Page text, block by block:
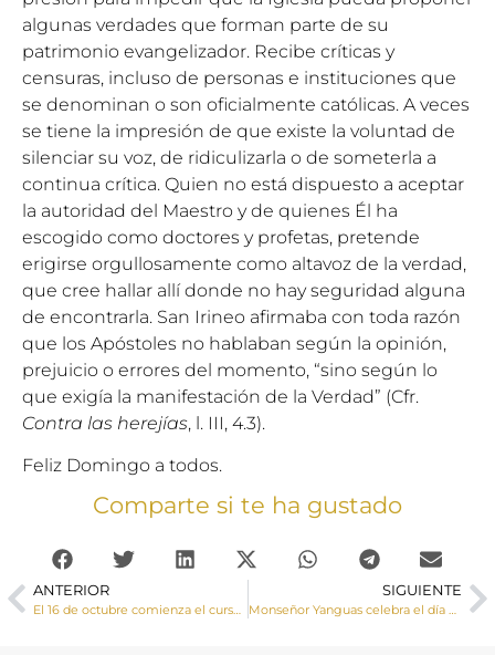
algunas verdades que forman parte de su
patrimonio evangelizador. Recibe críticas y
censuras, incluso de personas e instituciones que
se denominan o son oficialmente católicas. A veces
se tiene la impresión de que existe la voluntad de
silenciar su voz, de ridiculizarla o de someterla a
continua crítica. Quien no está dispuesto a aceptar
la autoridad del Maestro y de quienes Él ha
escogido como doctores y profetas, pretende
erigirse orgullosamente como altavoz de la verdad,
que cree hallar allí donde no hay seguridad alguna
de encontrarla. San Irineo afirmaba con toda razón
que los Apóstoles no hablaban según la opinión,
prejuicio o errores del momento, “sino según lo
que exigía la manifestación de la Verdad” (Cfr.
Contra las herejías, l. III, 4.3).
Feliz Domingo a todos.
Comparte si te ha gustado
ANTERIOR SIGUIENTE